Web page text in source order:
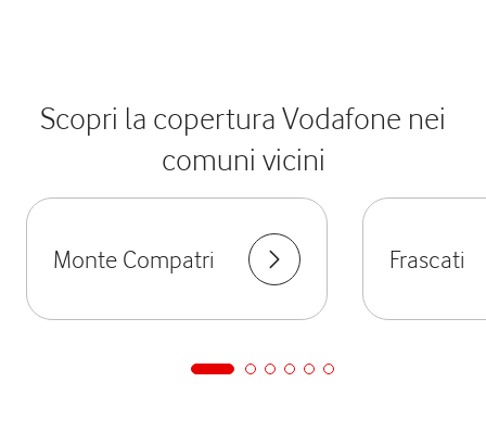
Scopri la copertura Vodafone nei
comuni vicini
Monte Compatri Frascati